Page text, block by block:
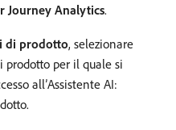
Journey Analytics.
di prodotto, selezionare
per il quale si
all’Assistente AI: